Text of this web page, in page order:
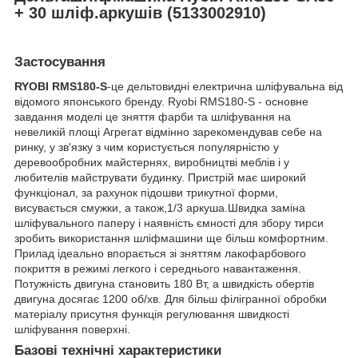
+ 30 шліф.аркушів (5133002910)
Застосування
RYOBI RMS180-S-це дельтовидні електрична шліфувальна від
відомого японського бренду. Ryobi RMS180-S - основне
завдання моделі це зняття фарби та шліфування на
невеликій площі Агрегат відмінно зарекомендував себе на
ринку, у зв'язку з чим користується популярністю у
деревообробних майстернях, виробництві меблів і у
любителів майструвати будинку. Пристрій має широкий
функціонал, за рахунок підошви трикутної форми,
висувається смужки, а також,1/3 аркуша.Швидка заміна
шліфувального паперу і наявність ємності для збору тирси
зробить використання шліфмашини ще більш комфортним.
Прилад ідеально впорається зі зняттям лакофарбового
покриття в режимі легкого і середнього навантаження.
Потужність двигуна становить 180 Вт, а швидкість обертів
двигуна досягає 1200 об/хв. Для більш філігранної обробки
матеріалу присутня функція регулювання швидкості
шліфування поверхні.
Базові технічні характеристики